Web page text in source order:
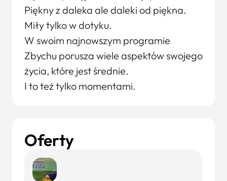
Piękny z daleka ale daleki od piękna.
Miły tylko w dotyku.
W swoim najnowszym programie
Zbychu porusza wiele aspektów swojego
życia, które jest średnie.
I to też tylko momentami.
Oferty